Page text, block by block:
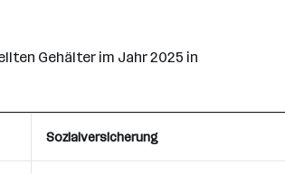
Gehälter im Jahr 2025 in
Sozialversicherung